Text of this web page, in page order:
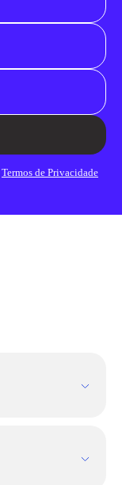
Termos de Privacidade